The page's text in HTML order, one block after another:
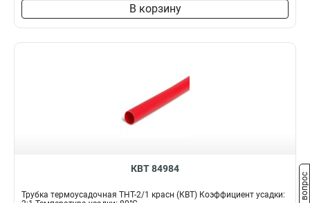
В корзину
КВТ 84984
Трубка термоусадочная ТНТ-2/1 красн (КВТ) Коэффициент усадки: